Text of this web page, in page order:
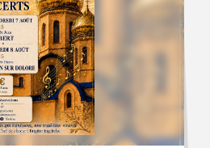
Affiner